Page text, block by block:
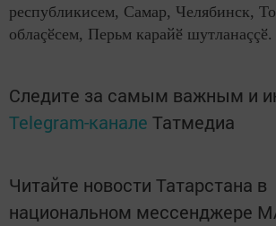
республикисем, Самар, Челябинск,
облаçӗсем, Перьм карайӗ шутланаççӗ.
Следите за самым важным и
Telegram-канале Татмедиа
Читайте новости Татарстана в
национальном мессенджере